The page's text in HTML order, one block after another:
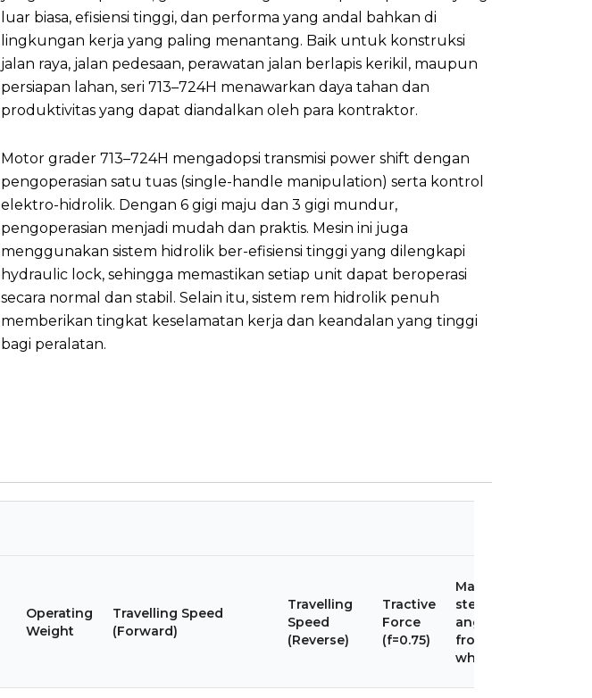
luar biasa, efisiensi tinggi, dan performa yang andal bahkan di
lingkungan kerja yang paling menantang. Baik untuk konstruksi
jalan raya, jalan pedesaan, perawatan jalan berlapis kerikil, maupun
persiapan lahan, seri 713–724H menawarkan daya tahan dan
produktivitas yang dapat diandalkan oleh para kontraktor.
Motor grader 713–724H mengadopsi transmisi power shift dengan
pengoperasian satu tuas (single-handle manipulation) serta kontrol
elektro-hidrolik. Dengan 6 gigi maju dan 3 gigi mundur,
pengoperasian menjadi mudah dan praktis. Mesin ini juga
menggunakan sistem hidrolik ber-efisiensi tinggi yang dilengkapi
hydraulic lock, sehingga memastikan setiap unit dapat beroperasi
secara normal dan stabil. Selain itu, sistem rem hidrolik penuh
memberikan tingkat keselamatan kerja dan keandalan yang tinggi
bagi peralatan.
Operating
Weight
Travelling Speed
(Forward)
Travelling
Speed
(Reverse)
Tractive
Force
(f=0.75)
Max.
steering
angle of
front
wheels